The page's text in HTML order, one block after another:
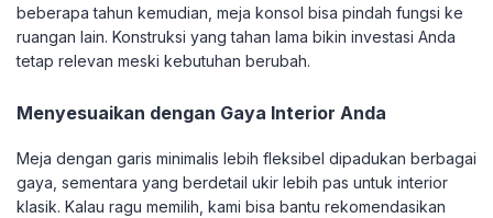
beberapa tahun kemudian, meja konsol bisa pindah fungsi ke
ruangan lain. Konstruksi yang tahan lama bikin investasi Anda
tetap relevan meski kebutuhan berubah.
Menyesuaikan dengan Gaya Interior Anda
Meja dengan garis minimalis lebih fleksibel dipadukan berbagai
gaya, sementara yang berdetail ukir lebih pas untuk interior
klasik. Kalau ragu memilih, kami bisa bantu rekomendasikan